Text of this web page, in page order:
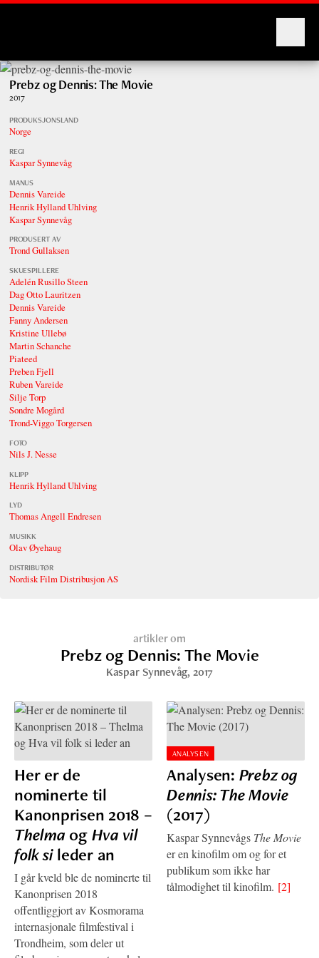
Prebz og Dennis: The Movie
2017
PRODUKSJONSLAND
Norge
REGI
Kaspar Synnevåg
MANUS
Dennis Vareide
Henrik Hylland Uhlving
Kaspar Synnevåg
PRODUSERT AV
Trond Gullaksen
SKUESPILLERE
Adelén Rusillo Steen
Dag Otto Lauritzen
Dennis Vareide
Fanny Andersen
Kristine Ullebø
Martin Schanche
Piateed
Preben Fjell
Ruben Vareide
Silje Torp
Sondre Mogård
Trond-Viggo Torgersen
FOTO
Nils J. Nesse
KLIPP
Henrik Hylland Uhlving
LYD
Thomas Angell Endresen
MUSIKK
Olav Øyehaug
DISTRIBUTØR
Nordisk Film Distribusjon AS
artikler om
Prebz og Dennis: The Movie
Kaspar Synnevåg, 2017
Her er de
nominerte til
Kanonprisen 2018 –
Thelma ogHva vil
folk sileder an
I går kveld ble de nominerte til
Kanonprisen 2018
offentliggjort av Kosmorama
internasjonale filmfestival i
Trondheim, som deler ut
ANALYSEN
Analysen: Prebz og
Dennis: The Movie
(2017)
Kaspar Synnevågs The Movie
er en kinofilm om og for et
publikum som ikke har
tålmodighet til kinofilm. [2]